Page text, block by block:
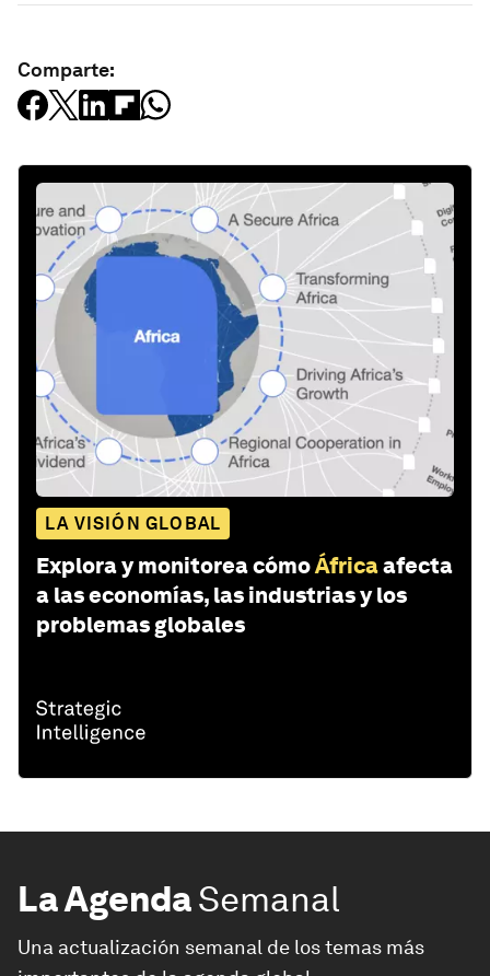
Comparte:
LA VISIÓN GLOBAL
Explora y monitorea cómoÁfricaafecta
a las economías, las industrias y los
problemas globales
La AgendaSemanal
Una actualización semanal de los temas más